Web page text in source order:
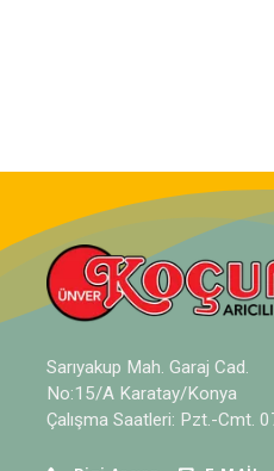
Sarıyakup Mah. Garaj Cad.
No:15/A Karatay/Konya
Çalışma Saatleri: Pzt.-Cmt.